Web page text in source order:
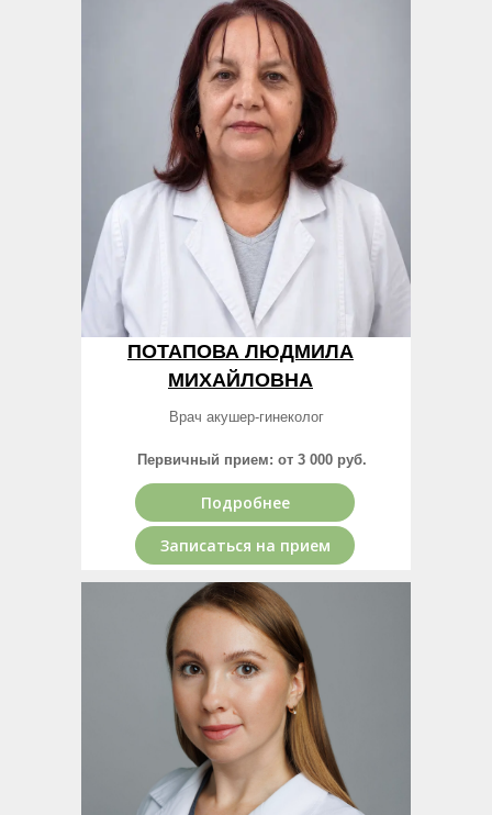
Записаться на прием
ПОТАПОВА ЛЮДМИЛА
МИХАЙЛОВНА
Врач акушер-гинеколог
Первичный прием: от 3 000 руб.
Подробнее